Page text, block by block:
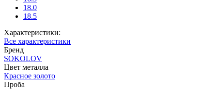
18.0
18.5
Характеристики:
Все характеристики
Бренд
SOKOLOV
Цвет металла
Красное золото
Проба